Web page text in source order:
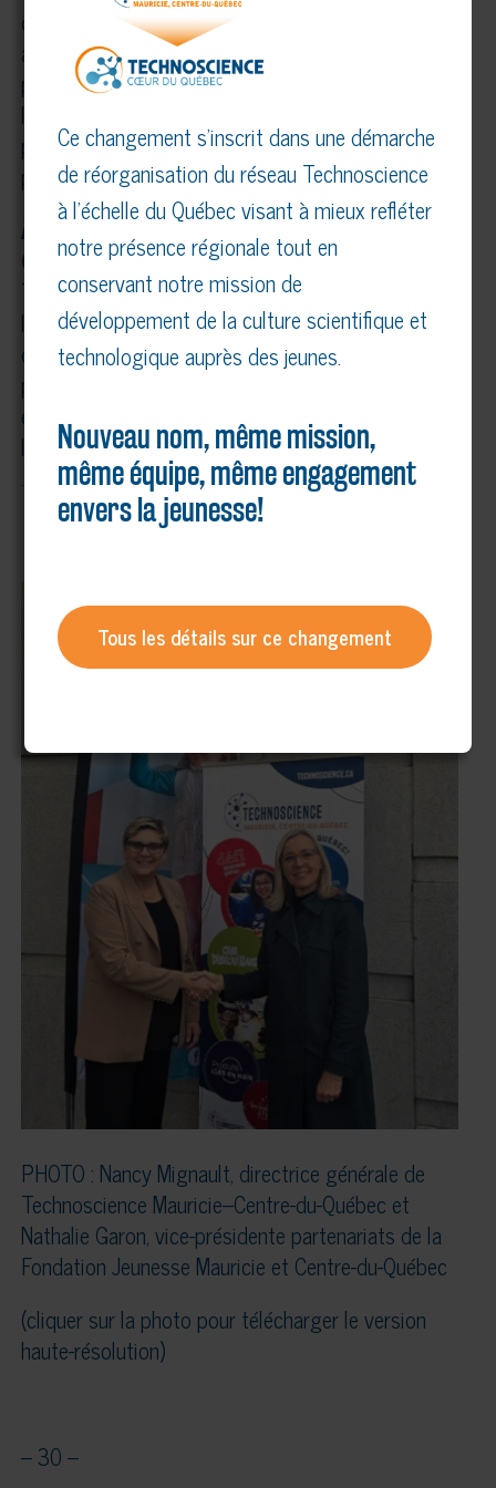
de vulnérabilité dans leur parcours vers la vie
adulte. En complémentarité avec les services
publics, elle contribue à leur épanouissement et à
leur intégration sociale en favorisant des
partenariats et des activités qui misent sur la
participation et la solidarité.
À propos de Technoscience Mauricie–Centre-du-
Québec
Technoscience MCQ est un organisme à but non
lucratif qui oeuvre à la promotion des sciences et
de la technologie auprès des jeunes et du grand
public. Par ses activités ludiques et éducatives,
elle vise à stimuler la curiosité, la créativité et
l’intérêt pour les carrières scientifiques.
PHOTO : Nancy Mignault, directrice générale de
Technoscience Mauricie–Centre-du-Québec et
Nathalie Garon, vice-présidente partenariats de la
Fondation Jeunesse Mauricie et Centre-du-Québec
(cliquer sur la photo pour télécharger le version
haute-résolution)
– 30 –
Ce changement s’inscrit dans une démarche
de réorganisation du réseau Technoscience
à l’échelle du Québec visant à mieux refléter
notre présence régionale tout en
conservant notre mission de
développement de la culture scientifique et
technologique auprès des jeunes.
Nouveau nom, même mission,
même équipe, même engagement
envers la jeunesse!
Tous les détails sur ce changement